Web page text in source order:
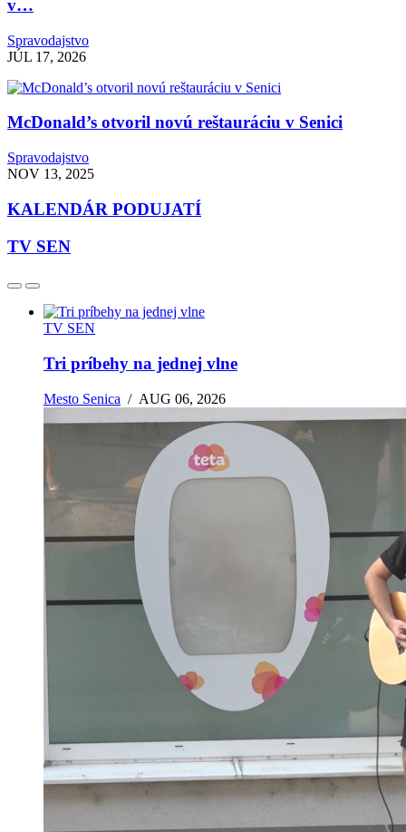
v…
Spravodajstvo
JÚL 17, 2026
McDonald’s otvoril novú reštauráciu v Senici
Spravodajstvo
NOV 13, 2025
KALENDÁR PODUJATÍ
TV SEN
TV SEN
Tri príbehy na jednej vlne
Mesto Senica /AUG 06, 2026